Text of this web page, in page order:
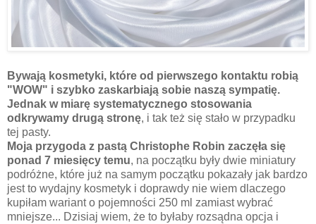
Bywają kosmetyki, które od pierwszego kontaktu robią
"WOW" i szybko zaskarbiają sobie naszą sympatię.
Jednak w miarę systematycznego stosowania
odkrywamy drugą stronę, i tak też się stało w przypadku
tej pasty.
Moja przygoda z pastą Christophe Robin zaczęła się
ponad 7 miesięcy temu, na początku były dwie miniatury
podróżne, które już na samym początku pokazały jak bardzo
jest to wydajny kosmetyk i doprawdy nie wiem dlaczego
kupiłam wariant o pojemności 250 ml zamiast wybrać
mniejsze... Dzisiaj wiem, że to byłaby rozsądna opcja i